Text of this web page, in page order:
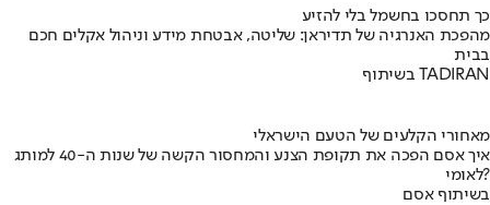
כך תחסכו בחשמל בלי להזיע
מהפכת האנרגיה של תדיראן: שליטה, אבטחת מידע וניהול אקלים חכם
בבית
בשיתוף TADIRAN
מאחורי הקלעים של הטעם הישראלי
איך אסם הפכה את תקופת הצנע והמחסור הקשה של שנות ה-40 למותג
לאומי?
בשיתוף אסם